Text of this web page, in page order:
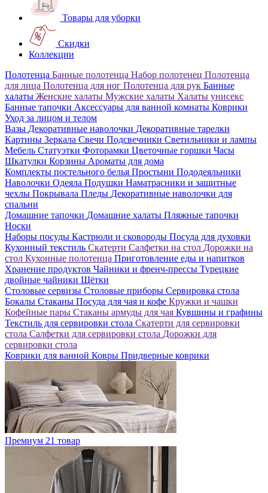
Товары для уборки
Скидки
Коллекции
Полотенца Банные полотенца Набор полотенец Полотенца
для лица Полотенца для ног Полотенца для рук Банные
халаты Женские халаты Мужские халаты Халаты унисекс
Банные тапочки Аксессуары для ванной комнаты Коврики
Уход за лицом и телом
Вазы Декоративные наволочки Декоративные тарелки
Картины Зеркала Свечи Подсвечники Светильники и лампы
Мебель Статуэтки Фоторамки Цветочные горшки Часы
Шкатулки Корзины Ароматы для дома
Комплекты постельного белья Простыни Пододеяльники
Наволочки Одеяла Подушки Наматрасники и защитные
чехлы Покрывала Пледы Декоративные наволочки для
спальни
Домашние тапочки Домашние халаты Пляжные тапочки
Носки
Наборы посуды Кастрюли и сковороды Посуда для духовки
Кухонный текстиль Скатерти Салфетки на стол Дорожки на
стол Кухонные полотенца Приготовление еды и напитков
Хранение продуктов Чайники и френч-прессы Турецкие
двойные чайники Щётки
Столовые сервизы Столовые приборы Сервировка стола
Бокалы Стаканы Посуда для чая и кофе Кружки и чашки
Кофейные пары Стаканы армуды для чая Кувшины и графины
Текстиль для сервировки стола Скатерти для сервировки
стола Салфетки для сервировки стола Дорожки для
сервировки стола
Коврики для ванной Ковры Придверные коврики
Премиум 21 товар